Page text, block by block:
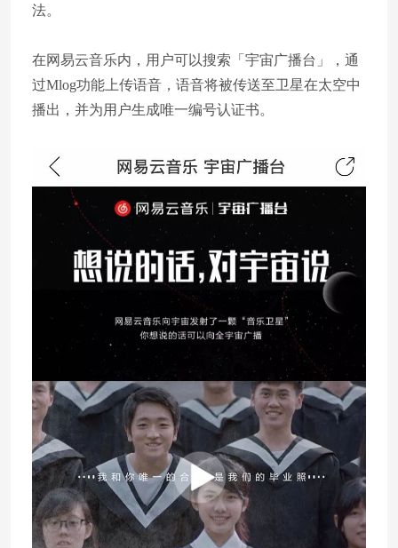
法。
在网易云音乐内，用户可以搜索「宇宙广播台」，通
过Mlog功能上传语音，语音将被传送至卫星在太空中
播出，并为用户生成唯一编号认证书。